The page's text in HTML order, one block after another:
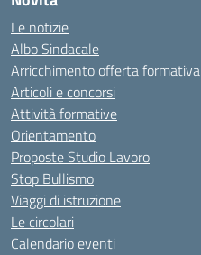
Le notizie
Albo Sindacale
Arricchimento offerta formativa
Articoli e concorsi
Attività formative
Orientamento
Proposte Studio Lavoro
Stop Bullismo
Viaggi di istruzione
Le circolari
Calendario eventi